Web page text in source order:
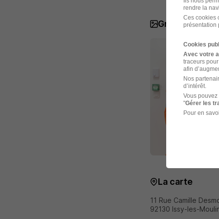
Groupe NGE
La carte
11 Rue Camille
92130 Issy-les-
rendre la
Ces cookies
présentation
Cookies
Avec votre
traceurs
afin
Nos
d’intérêt.
Vous
"Gérer les
Pour en